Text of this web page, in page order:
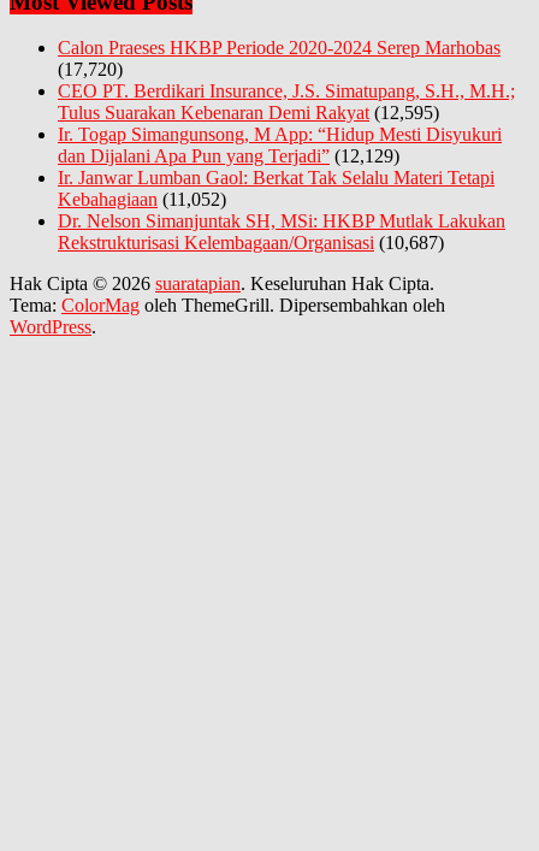
Calon Praeses HKBP Periode 2020-2024 Serep Marhobas
(17,720)
CEO PT. Berdikari Insurance, J.S. Simatupang, S.H., M.H.;
Tulus Suarakan Kebenaran Demi Rakyat (12,595)
Ir. Togap Simangunsong, M App: “Hidup Mesti Disyukuri
dan Dijalani Apa Pun yang Terjadi” (12,129)
Ir. Janwar Lumban Gaol: Berkat Tak Selalu Materi Tetapi
Kebahagiaan (11,052)
Dr. Nelson Simanjuntak SH, MSi: HKBP Mutlak Lakukan
Rekstrukturisasi Kelembagaan/Organisasi (10,687)
Hak Cipta © 2026 suaratapian. Keseluruhan Hak Cipta.
Tema: ColorMag oleh ThemeGrill. Dipersembahkan oleh
WordPress.